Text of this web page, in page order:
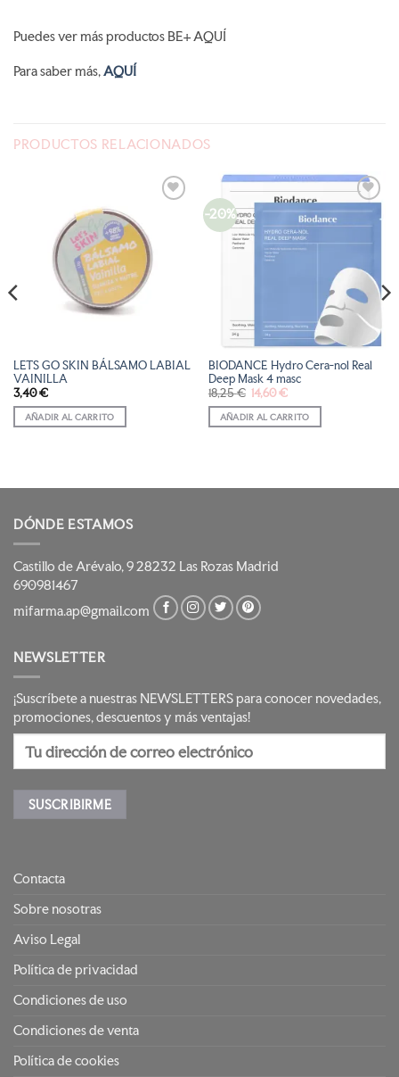
Puedes ver más productos BE+ AQUÍ
Para saber más,AQUÍ
PRODUCTOS RELACIONADOS
LISTA
DE
DESEOS
LETS GO SKIN BÁLSAMO LABIAL
VAINILLA
3,40€
AÑADIR AL CARRITO
-20%
AÑADIR
A LA
DESEOS
BIODANCE Hydro Cera-nol Real
Deep Mask 4 masc
18,25€ El
precio
original
era:
18,25 €.
14,60€El
actual
es:
14,60 €.
AÑADIR AL CARRITO
DÓNDE ESTAMOS
Castillo de Arévalo, 9 28232 Las Rozas Madrid
690981467
mifarma.ap@gmail.com
NEWSLETTER
¡Suscríbete a nuestras NEWSLETTERS para conocer novedades,
promociones, descuentos y más ventajas!
Contacta
Sobre nosotras
Aviso Legal
Política de privacidad
Condiciones de uso
Condiciones de venta
Política de cookies